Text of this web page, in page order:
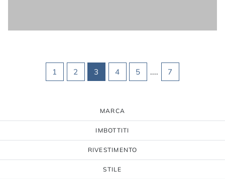
MARCA
IMBOTTITI
RIVESTIMENTO
STILE
1 2 3 4 5 .... 7